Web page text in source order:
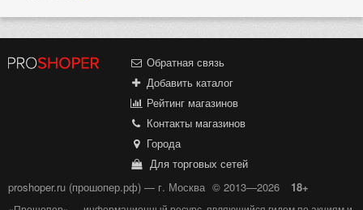
Обратная связь
Добавить каталог
Рейтинг магазинов
Контакты магазинов
Города
Для торговых сетей
proshoper.ru (прошопер.рф) — г. Москва © 2013—2026 18+